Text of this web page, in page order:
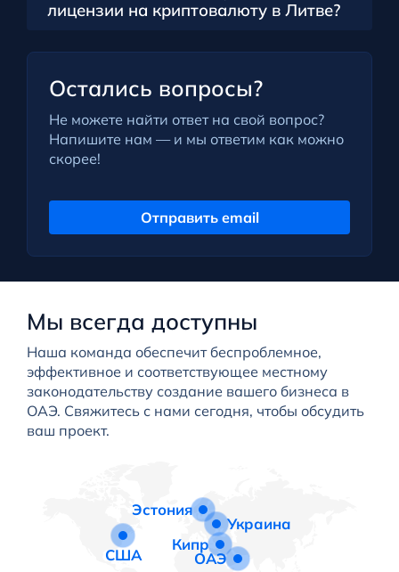
лицензии на криптовалюту в Литве?
Остались вопросы?
Не можете найти ответ на свой вопрос?
Напишите нам — и мы ответим как можно
скорее!
Отправить email
Мы всегда доступны
Наша команда обеспечит беспроблемное,
эффективное и соответствующее местному
законодательству создание вашего бизнеса в
ОАЭ. Свяжитесь с нами сегодня, чтобы обсудить
ваш проект.
Эстония
Украина
Кипр
ОАЭ
США